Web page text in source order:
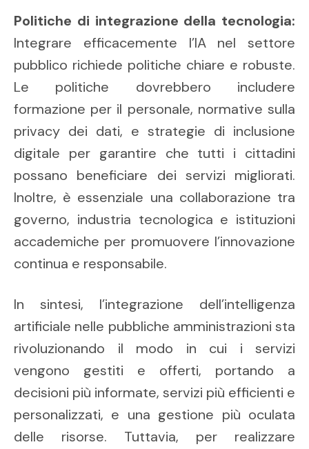
Politiche di integrazione della tecnologia:
Integrare efficacemente l’IA nel settore
pubblico richiede politiche chiare e robuste.
Le politiche dovrebbero includere
formazione per il personale, normative sulla
privacy dei dati, e strategie di inclusione
digitale per garantire che tutti i cittadini
possano beneficiare dei servizi migliorati.
Inoltre, è essenziale una collaborazione tra
governo, industria tecnologica e istituzioni
accademiche per promuovere l’innovazione
continua e responsabile.
In sintesi, l’integrazione dell’intelligenza
artificiale nelle pubbliche amministrazioni sta
rivoluzionando il modo in cui i servizi
vengono gestiti e offerti, portando a
decisioni più informate, servizi più efficienti e
personalizzati, e una gestione più oculata
delle risorse. Tuttavia, per realizzare